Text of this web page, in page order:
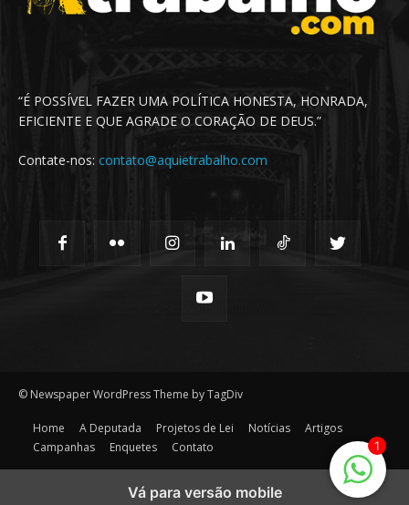
“É POSSÍVEL FAZER UMA POLÍTICA HONESTA, HONRADA,
EFICIENTE E QUE AGRADE O CORAÇÃO DE DEUS.”
Contate-nos: contato@aquietrabalho.com
© Newspaper WordPress Theme by TagDiv
Home A Deputada Projetos de Lei Notícias
Artigos
Campanhas
Enquetes Contato 1
Vá para versão mobile